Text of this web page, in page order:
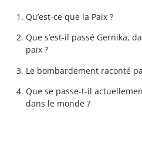
Qu’est-ce que la Paix ?
Que s’est-il passé Gernika,
paix ?
Le bombardement raconté
Que se passe-t-il
dans le monde ?